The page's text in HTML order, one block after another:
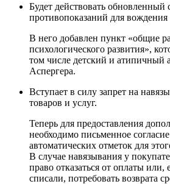
Будет действовать обновленный
противопоказаний для вождения
В него добавлен пункт «общие
психологического развития»,
том числе детский и атипичный
Аспергера.
Вступает в силу запрет на
товаров и услуг.
Теперь для предоставления
необходимо письменное
автоматических отметок для
В случае навязывания у
право отказаться от оплаты или,
списали, потребовать возврата